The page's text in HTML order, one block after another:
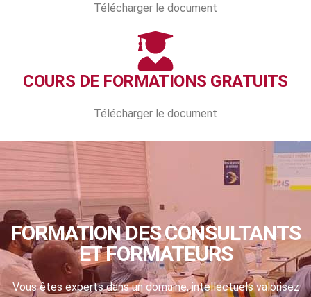
Télécharger le document
COURS DE FORMATIONS GRATUITS
Télécharger le document
FORMATION DES CONSULTANTS
ET FORMATEURS
Vous êtes experts dans un domaine, intellectuels valorisez